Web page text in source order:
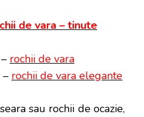
de vara – tinute
rochii de vara
rochii de vara elegante
sau rochii de ocazie,